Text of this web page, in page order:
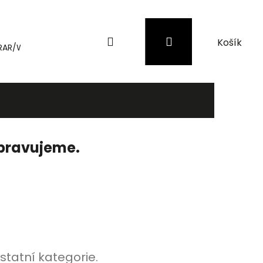
WinRAR Záložní zdroje (UPS) a přepěťové
PřihlášeníNákupní
košík
kategorie.